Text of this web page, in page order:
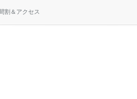
割＆アクセス